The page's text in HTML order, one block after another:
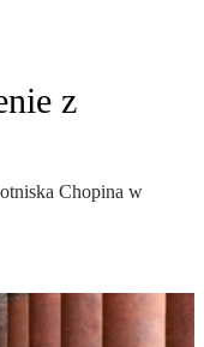
z
Chopina w